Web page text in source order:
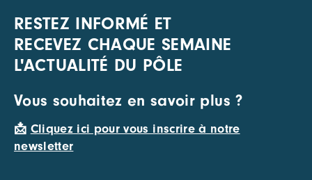
RESTEZ INFORMÉ ET
RECEVEZ CHAQUE SEMAINE
L'ACTUALITÉ DU PÔLE
Vous souhaitez en savoir plus ?
📩 Cliquez ici pour vous inscrire à notre
newsletter